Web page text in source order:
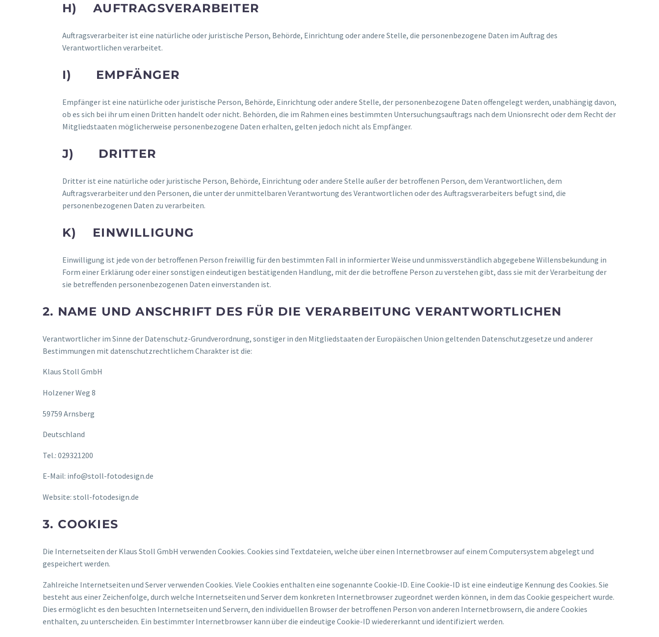
H) AUFTRAGSVERARBEITER
Auftragsverarbeiter ist eine natürliche oder juristische Person, Behörde, Einrichtung oder andere Stelle, die personenbezogene Daten im Auftrag des
Verantwortlichen verarbeitet.
I) EMPFÄNGER
Empfänger ist eine natürliche oder juristische Person, Behörde, Einrichtung oder andere Stelle, der personenbezogene Daten offengelegt werden, unabhängig davon,
ob es sich bei ihr um einen Dritten handelt oder nicht. Behörden, die im Rahmen eines bestimmten Untersuchungsauftrags nach dem Unionsrecht oder dem Recht der
Mitgliedstaaten möglicherweise personenbezogene Daten erhalten, gelten jedoch nicht als Empfänger.
J) DRITTER
Dritter ist eine natürliche oder juristische Person, Behörde, Einrichtung oder andere Stelle außer der betroffenen Person, dem Verantwortlichen, dem
Auftragsverarbeiter und den Personen, die unter der unmittelbaren Verantwortung des Verantwortlichen oder des Auftragsverarbeiters befugt sind, die
personenbezogenen Daten zu verarbeiten.
K) EINWILLIGUNG
Einwilligung ist jede von der betroffenen Person freiwillig für den bestimmten Fall in informierter Weise und unmissverständlich abgegebene Willensbekundung in
Form einer Erklärung oder einer sonstigen eindeutigen bestätigenden Handlung, mit der die betroffene Person zu verstehen gibt, dass sie mit der Verarbeitung der
sie betreffenden personenbezogenen Daten einverstanden ist.
2. NAME UND ANSCHRIFT DES FÜR DIE VERARBEITUNG VERANTWORTLICHEN
Verantwortlicher im Sinne der Datenschutz-Grundverordnung, sonstiger in den Mitgliedstaaten der Europäischen Union geltenden Datenschutzgesetze und anderer
Bestimmungen mit datenschutzrechtlichem Charakter ist die:
Klaus Stoll GmbH
Holzener Weg 8
59759 Arnsberg
Deutschland
Tel.: 029321200
E-Mail: info@stoll-fotodesign.de
Website: stoll-fotodesign.de
3. COOKIES
Die Internetseiten der Klaus Stoll GmbH verwenden Cookies. Cookies sind Textdateien, welche über einen Internetbrowser auf einem Computersystem abgelegt und
gespeichert werden.
Zahlreiche Internetseiten und Server verwenden Cookies. Viele Cookies enthalten eine sogenannte Cookie-ID. Eine Cookie-ID ist eine eindeutige Kennung des Cookies. Sie
besteht aus einer Zeichenfolge, durch welche Internetseiten und Server dem konkreten Internetbrowser zugeordnet werden können, in dem das Cookie gespeichert wurde.
Dies ermöglicht es den besuchten Internetseiten und Servern, den individuellen Browser der betroffenen Person von anderen Internetbrowsern, die andere Cookies
enthalten, zu unterscheiden. Ein bestimmter Internetbrowser kann über die eindeutige Cookie-ID wiedererkannt und identifiziert werden.